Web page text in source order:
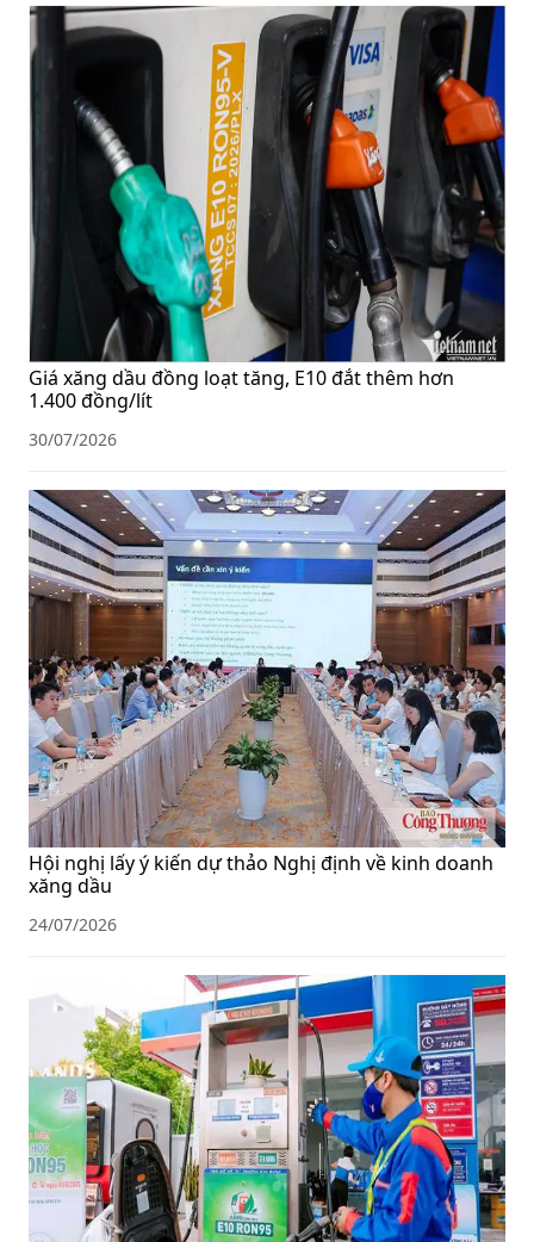
Giá xăng dầu đồng loạt tăng, E10 đắt thêm hơn
1.400 đồng/lít
30/07/2026
Hội nghị lấy ý kiến dự thảo Nghị định về kinh doanh
xăng dầu
24/07/2026